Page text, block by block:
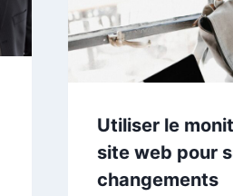
Utiliser le
site web pour
changements